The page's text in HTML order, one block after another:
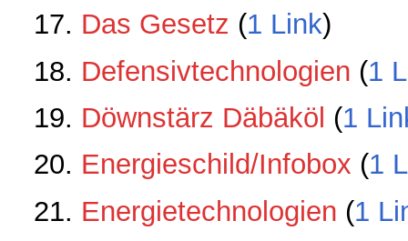
Das Gesetz ‏‎ (1 Link)
Defensivtechnologien ‏‎ (1
Döwnstärz Däbäköl ‏‎ (1
Energieschild/Infobox ‏‎ (1
Energietechnologien ‏‎ (1